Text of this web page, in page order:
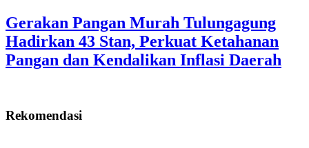
Gerakan Pangan Murah Tulungagung
Hadirkan 43 Stan, Perkuat Ketahanan
Pangan dan Kendalikan Inflasi Daerah
Rekomendasi